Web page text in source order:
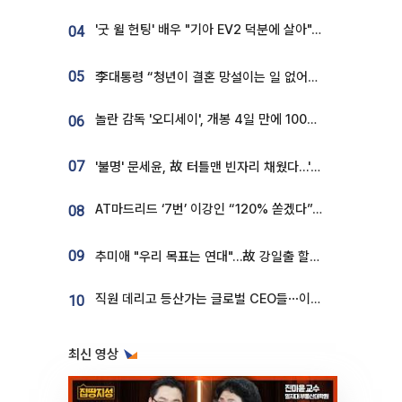
04 '굿 윌 헌팅' 배우 "기아 EV2 덕분에 살아"…교통사고 후 안전성 극찬
05 李대통령 “청년이 결혼 망설이는 일 없어야...제도상 불이익 조사”
06 놀란 감독 '오디세이', 개봉 4일 만에 100만 돌파⋯'왕사남' 보다 빠르다
07 '불명' 문세윤, 故 터틀맨 빈자리 채웠다…'거북이' 눈물의 최종 우승
08 AT마드리드 ‘7번’ 이강인 “120% 쏟겠다”⋯시메오네 감독 “필요한 선수”
09 추미애 "우리 목표는 연대"…故 강일출 할머니 흉상 제막
10 직원 데리고 등산가는 글로벌 CEO들⋯이유 있었네
최신 영상